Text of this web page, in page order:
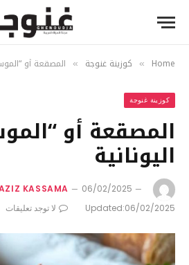
Home
» كوزينة غنوجة » المصقعة أو
كوزينة غنوجة
المصقعة أو
اليونانية
KASSAMA
06/02/2025
Updated:06/02/2025 لا توجد تعليقات